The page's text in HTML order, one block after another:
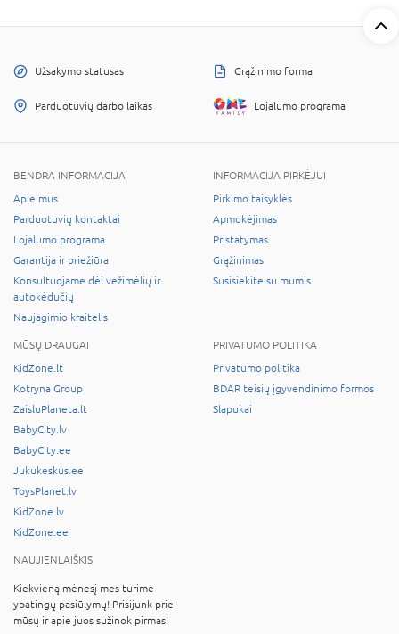
Užsakymo statusas Grąžinimo forma
Parduotuvių darbo laikas Lojalumo programa
BENDRA INFORMACIJA
Apie mus
Parduotuvių kontaktai
Lojalumo programa
Garantija ir priežiūra
Konsultuojame dėl vežimėlių ir
autokėdučių
Naujagimio kraitelis
INFORMACIJA PIRKĖJUI
Pirkimo taisyklės
Apmokėjimas
Pristatymas
Grąžinimas
Susisiekite su mumis
MŪSŲ DRAUGAI
KidZone.lt
Kotryna Group
ZaisluPlaneta.lt
BabyCity.lv
BabyCity.ee
Jukukeskus.ee
ToysPlanet.lv
KidZone.lv
KidZone.ee
PRIVATUMO POLITIKA
Privatumo politika
BDAR teisių įgyvendinimo formos
Slapukai
NAUJIENLAIŠKIS
Kiekvieną mėnesį mes turime
ypatingų pasiūlymų! Prisijunk prie
mūsų ir apie juos sužinok pirmas!